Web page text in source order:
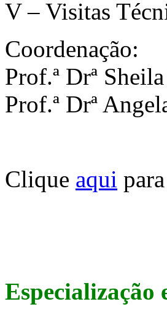
V – Visitas
Coordenação:
Prof.ª Drª
Prof.ª Drª
Clique aqui
Especialização